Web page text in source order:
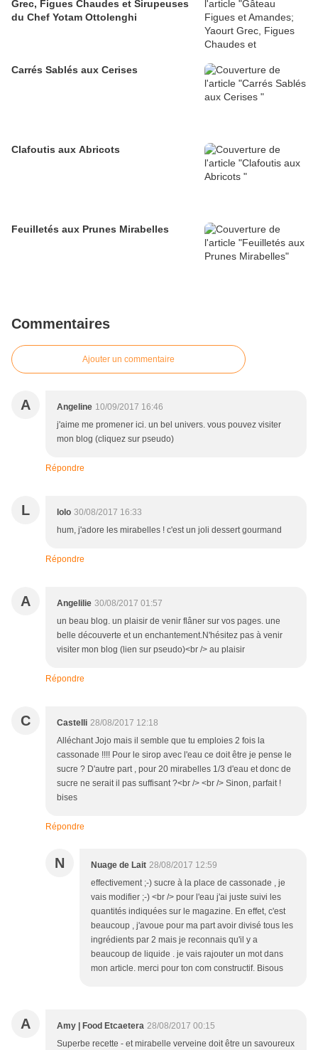
Grec, Figues Chaudes et Sirupeuses
du Chef Yotam Ottolenghi
Carrés Sablés aux Cerises
Clafoutis aux Abricots
Feuilletés aux Prunes Mirabelles
Commentaires
Ajouter un commentaire
A Angeline 10/09/2017 16:46
j'aime me promener ici. un bel univers. vous pouvez visiter
mon blog (cliquez sur pseudo)
Répondre
L lolo 30/08/2017 16:33
hum, j'adore les mirabelles ! c'est un joli dessert gourmand
Répondre
A Angelilie 30/08/2017 01:57
un beau blog. un plaisir de venir flâner sur vos pages. une
belle découverte et un enchantement.N'hésitez pas à venir
visiter mon blog (lien sur pseudo)<br /> au plaisir
Répondre
C Castelli 28/08/2017 12:18
Alléchant Jojo mais il semble que tu emploies 2 fois la
cassonade !!!! Pour le sirop avec l'eau ce doit être je pense le
sucre ? D'autre part , pour 20 mirabelles 1/3 d'eau et donc de
sucre ne serait il pas suffisant ?<br /> <br /> Sinon, parfait !
bises
Répondre
N Nuage de Lait 28/08/2017 12:59
effectivement ;-) sucre à la place de cassonade , je
vais modifier ;-) <br /> pour l'eau j'ai juste suivi les
quantités indiquées sur le magazine. En effet, c'est
beaucoup , j'avoue pour ma part avoir divisé tous les
ingrédients par 2 mais je reconnais qu'il y a
beaucoup de liquide . je vais rajouter un mot dans
mon article. merci pour ton com constructif. Bisous
A Amy | Food Etcaetera 28/08/2017 00:15
Superbe recette - et mirabelle verveine doit être un savoureux